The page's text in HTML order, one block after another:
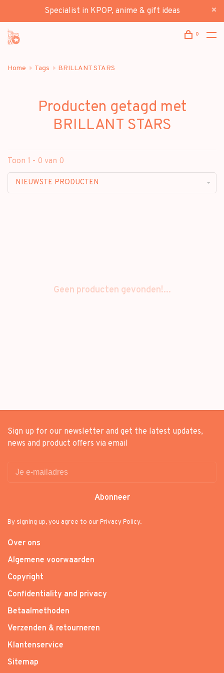
Specialist in KPOP, anime & gift ideas
0
Home Tags BRILLANT STARS
Producten getagd met
BRILLANT STARS
Toon 1 - 0 van 0
NIEUWSTE PRODUCTEN
Geen producten gevonden!...
Sign up for our newsletter and get the latest updates,
news and product offers via email
Abonneer
By signing up, you agree to our Privacy Policy.
Over ons
Algemene voorwaarden
Copyright
Confidentiality and privacy
Betaalmethoden
Verzenden & retourneren
Klantenservice
Sitemap